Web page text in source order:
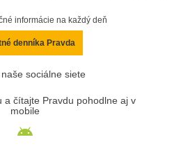
informácie na každý deň
denníka Pravda
sociálne siete
a čítajte Pravdu pohodlne aj v
mobile